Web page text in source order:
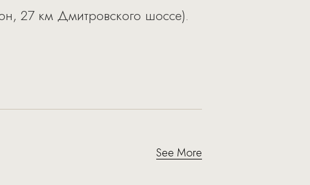
27 км Дмитровского шоссе).
See More